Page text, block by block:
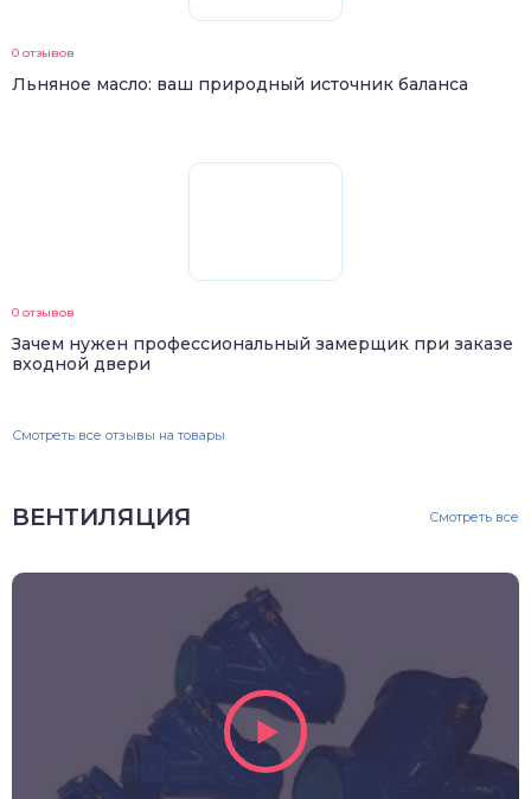
0 отзывов
Льняное масло: ваш природный источник баланса
0 отзывов
Зачем нужен профессиональный замерщик при заказе
входной двери
Смотреть все отзывы на товары
ВЕНТИЛЯЦИЯ Смотреть все